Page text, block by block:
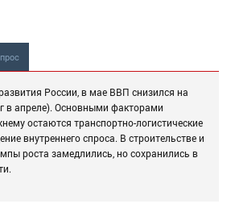
России, в мае ВВП снизился на
г в апреле). Основными факторами
остаются транспортно-логистические
внутреннего спроса. В строительстве и
роста замедлились, но сохранились в